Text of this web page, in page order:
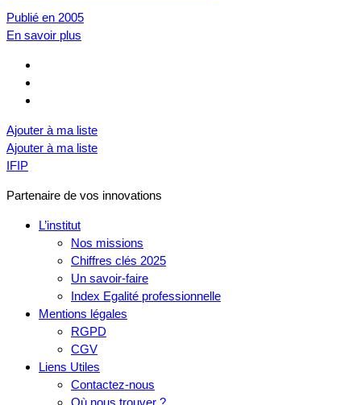
Publié en 2005
En savoir plus
Ajouter à ma liste
Ajouter à ma liste
IFIP
Partenaire de vos innovations
L’institut
Nos missions
Chiffres clés 2025
Un savoir-faire
Index Egalité professionnelle
Mentions légales
RGPD
CGV
Liens Utiles
Contactez-nous
Où nous trouver ?